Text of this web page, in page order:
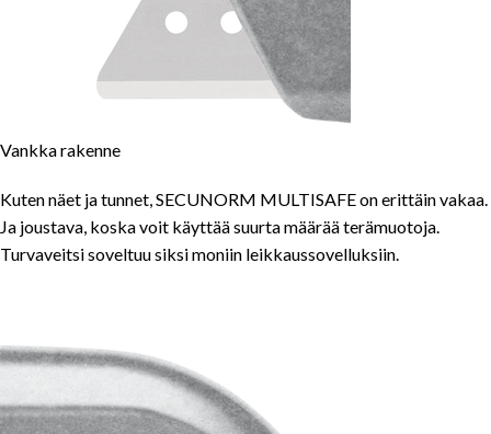
Vankka rakenne
Kuten näet ja tunnet, SECUNORM MULTISAFE on erittäin vakaa.
Ja joustava, koska voit käyttää suurta määrää terämuotoja.
Turvaveitsi soveltuu siksi moniin leikkaussovelluksiin.